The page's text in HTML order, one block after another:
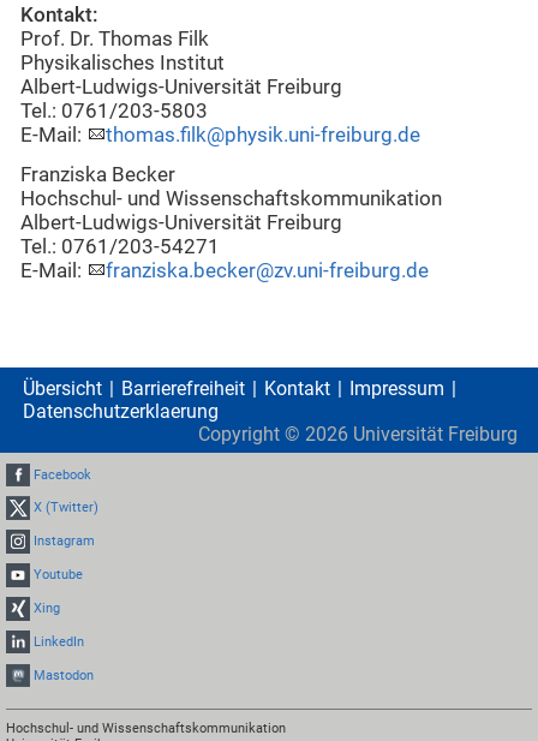
Kontakt:
Prof. Dr. Thomas Filk
Physikalisches Institut
Albert-Ludwigs-Universität Freiburg
Tel.: 0761/203-5803
E-Mail:
thomas.filk@physik.uni-freiburg.de
Franziska Becker
Hochschul- und Wissenschaftskommunikation
Albert-Ludwigs-Universität Freiburg
Tel.: 0761/203-54271
E-Mail:
franziska.becker@zv.uni-freiburg.de
Übersicht Barrierefreiheit Kontakt
Impressum
Datenschutzerklaerung
Copyright © 2026 Universität Freiburg
Facebook
X (Twitter)
Instagram
Youtube
Xing
LinkedIn
Mastodon
Hochschul- und Wissenschaftskommunikation